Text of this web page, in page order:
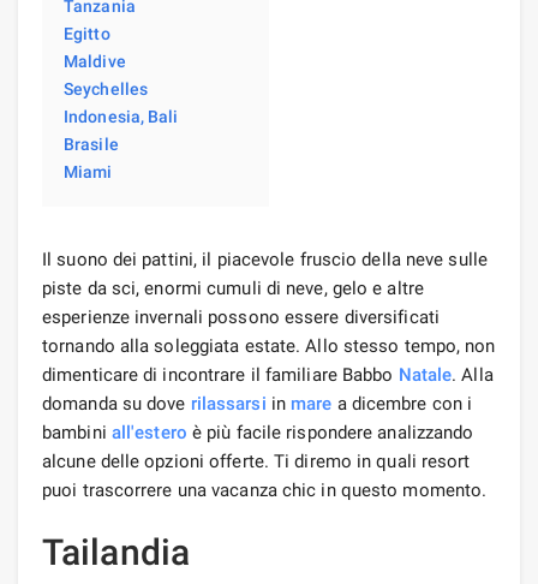
Tanzania
Egitto
Maldive
Seychelles
Indonesia, Bali
Brasile
Miami
Il suono dei pattini, il piacevole fruscio della neve sulle
piste da sci, enormi cumuli di neve, gelo e altre
esperienze invernali possono essere diversificati
tornando alla soleggiata estate. Allo stesso tempo, non
dimenticare di incontrare il familiare Babbo Natale. Alla
domanda su dove rilassarsi in mare a dicembre con i
bambini all'estero è più facile rispondere analizzando
alcune delle opzioni offerte. Ti diremo in quali resort
puoi trascorrere una vacanza chic in questo momento.
Tailandia